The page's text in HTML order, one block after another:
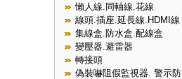
懶人線.同軸線.花線
線頭.插座.延長線.HDMI線
集線盒.防水盒.配線盒
變壓器.避雷器
轉接頭
偽裝嚇阻假監視器. 警示防